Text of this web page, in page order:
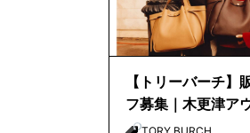
【トリーバーチ】
フ募集｜木更津ア